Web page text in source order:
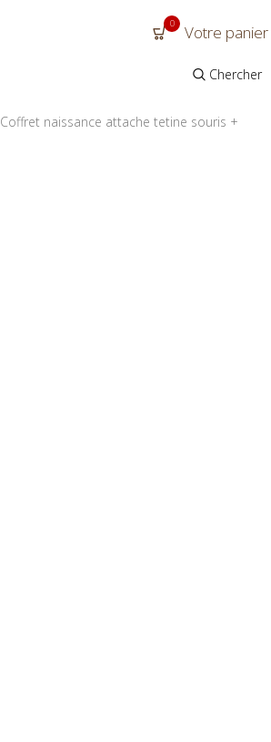
0 Votre panier
Chercher
Coffret naissance attache tetine souris +